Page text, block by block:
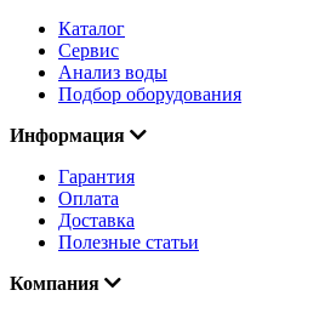
Каталог
Сервис
Анализ воды
Подбор оборудования
Информация
Гарантия
Оплата
Доставка
Полезные статьи
Компания